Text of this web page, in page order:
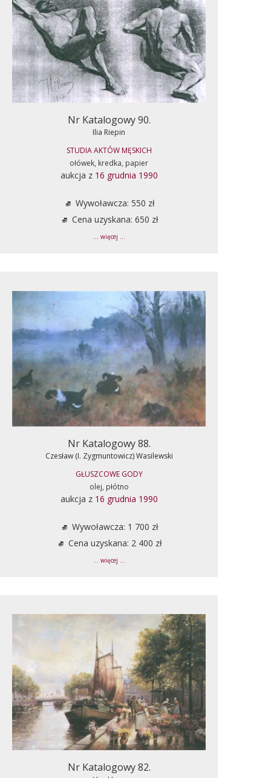
Nr Katalogowy 90.
Ilia Riepin
STUDIA AKTÓW MĘSKICH
ołówek, kredka, papier
aukcja z 16 grudnia 1990
Wywoławcza: 550 zł
Cena uzyskana: 650 zł
... więcej ...
Nr Katalogowy 88.
Czesław (I. Zygmuntowicz) Wasilewski
GŁUSZCOWE GODY
olej, płótno
aukcja z 16 grudnia 1990
Wywoławcza: 1 700 zł
Cena uzyskana: 2 400 zł
... więcej ...
Nr Katalogowy 82.